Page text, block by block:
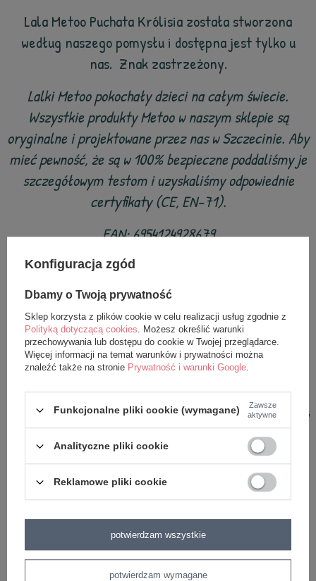
Lala Metoo Puchata Królisia została stworzona
według naszego pomysłu i dostępna jest tylko u
nas. Znak zastrzeżony.
Lalki Metoo pokochały dzieci na całym świecie.
Wszystkie produkty Metoo w naszym sklepie są
oryginalne i projektowane przez nas w Szczecinie. Aby
mieć pewność, że są w 100% bezpieczne poddaliśmy je
szczegółowym testom i uzyskaliśmy odpowiednie
certyfikaty (CE, EN-71).
EAN: 6954124928679
Nasze lalki projektujemy sami, bez udziału AI i każdy
wzór objęty jest ochroną prawno-autorską.
Nasze przytulanki i plecaki należy używać pod
nadzorem osoby dorosłej - jak wszystkie produkty
przeznaczone dla niemowląt i małych dzieci.
Przed każdym użyciem uważnie sprawdź zabawkę. Nie
używaj po pojawieniu się pierwszych oznak uszkodzenia
lub zużycia.
Trzymać z daleka od ognia.
z tej samej serii
Konfiguracja zgód
Dbamy o Twoją prywatność
Sklep korzysta z plików cookie w celu realizacji usług zgodnie z
Polityką dotyczącą cookies. Możesz określić warunki
przechowywania lub dostępu do cookie w Twojej przeglądarce.
Więcej informacji na temat warunków i prywatności można
znaleźć także na stronie Prywatność i warunki Google.
Funkcjonalne pliki cookie (wymagane)
Zawsze
aktywne
Analityczne pliki cookie
Reklamowe pliki cookie
potwierdzam wymagane
potwierdzam wszystkie